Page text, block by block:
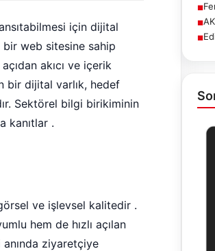
için dijital
web sitesine sahip
akıcı ve içerik
bir dijital varlık, hedef
Sektörel bilgi birikiminin
kanıtlar .
ve işlevsel kalitedir .
hem de hızlı açılan
anında ziyaretçiye
■
■
■